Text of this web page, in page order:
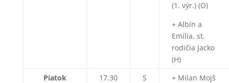
(1. výr.) (O)
+ Albín a
Emília, st.
rodičia Jacko
(H)
Piatok
17.30 S
+ Milan Mojš